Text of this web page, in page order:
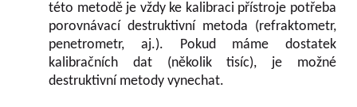
této metodě je vždy ke kalibraci přístroje potřeba
porovnávací destruktivní metoda (refraktometr,
penetrometr, aj.). Pokud máme dostatek
kalibračních dat (několik tisíc), je možné
destruktivní metody vynechat.